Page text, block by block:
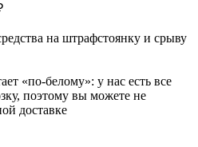
на штрафстоянку и срыву
«по-белому»: у нас есть все
поэтому вы можете не
доставке